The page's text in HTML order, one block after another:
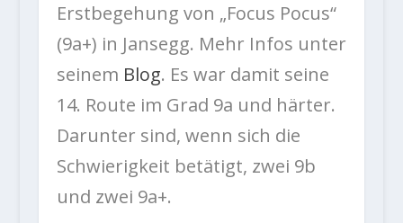
Erstbegehung von „Focus Pocus“
(9a+) in Jansegg. Mehr Infos unter
seinem Blog. Es war damit seine
14. Route im Grad 9a und härter.
Darunter sind, wenn sich die
Schwierigkeit betätigt, zwei 9b
und zwei 9a+.